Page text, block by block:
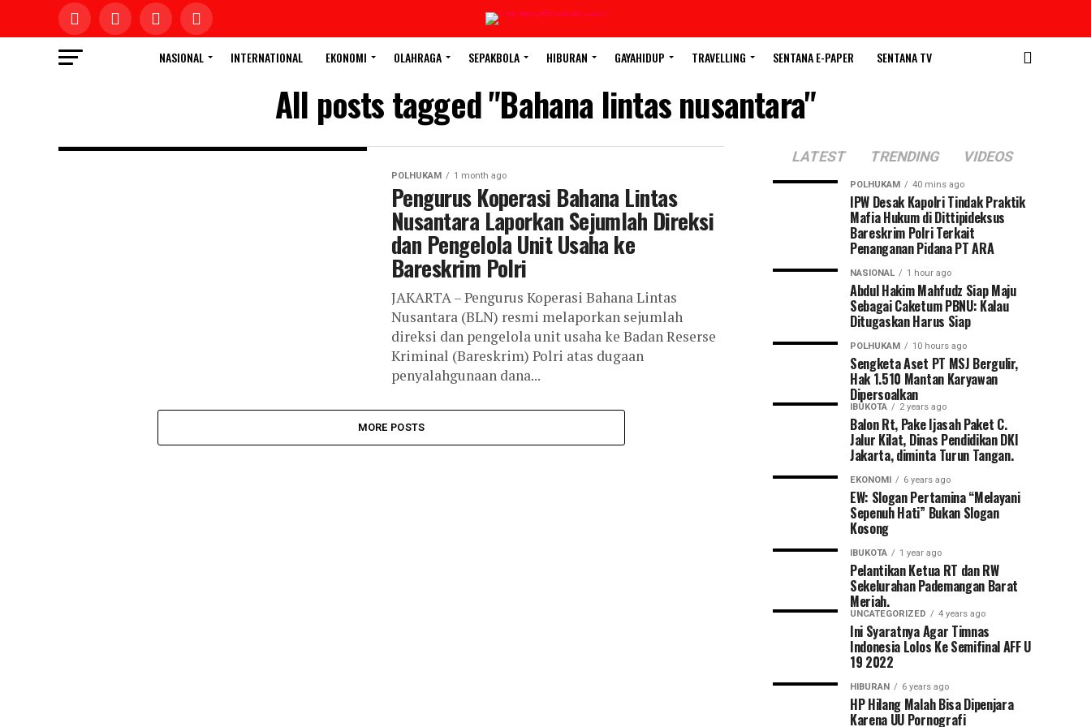
NASIONAL INTERNATIONAL EKONOMI OLAHRAGA SEPAKBOLA HIBURAN GAYAHIDUP TRAVELLING SENTANA E-PAPER SENTANA TV
All posts tagged "Bahana lintas nusantara"
POLHUKAM 1 month ago
Pengurus Koperasi Bahana Lintas
Nusantara Laporkan Sejumlah Direksi
dan Pengelola Unit Usaha ke
Bareskrim Polri
JAKARTA – Pengurus Koperasi Bahana Lintas
Nusantara (BLN) resmi melaporkan sejumlah
direksi dan pengelola unit usaha ke Badan Reserse
Kriminal (Bareskrim) Polri atas dugaan
penyalahgunaan dana...
MORE POSTS
LATEST TRENDING VIDEOS
POLHUKAM 40 mins ago
IPW Desak Kapolri Tindak Praktik
Mafia Hukum di Dittipideksus
Bareskrim Polri Terkait
Penanganan Pidana PT ARA
NASIONAL 1 hour ago
Abdul Hakim Mahfudz Siap Maju
Sebagai Caketum PBNU: Kalau
Ditugaskan Harus Siap
POLHUKAM 10 hours ago
Sengketa Aset PT MSJ Bergulir,
Hak 1.510 Mantan Karyawan
Dipersoalkan
IBUKOTA 2 years ago
Balon Rt, Pake Ijasah Paket C.
Jalur Kilat, Dinas Pendidikan DKI
Jakarta, diminta Turun Tangan.
EKONOMI 6 years ago
EW: Slogan Pertamina “Melayani
Sepenuh Hati” Bukan Slogan
Kosong
IBUKOTA 1 year ago
Pelantikan Ketua RT dan RW
Sekelurahan Pademangan Barat
Meriah.
UNCATEGORIZED 4 years ago
Ini Syaratnya Agar Timnas
Indonesia Lolos Ke Semifinal AFF U
19 2022
HIBURAN 6 years ago
HP Hilang Malah Bisa Dipenjara
Karena UU Pornografi